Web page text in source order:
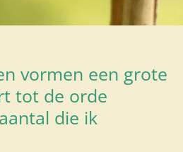
vormen een grote
tot de orde
die ik